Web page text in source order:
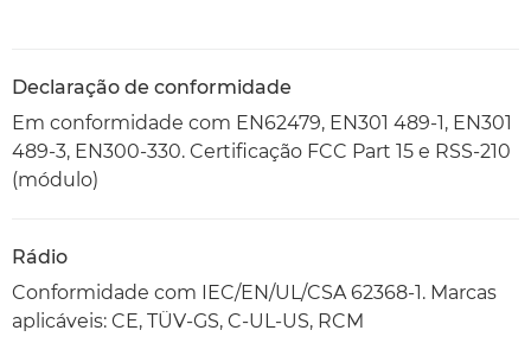
Declaração de conformidade
Em conformidade com EN62479, EN301 489-1, EN301
489-3, EN300-330. Certificação FCC Part 15 e RSS-210
(módulo)
Rádio
Conformidade com IEC/EN/UL/CSA 62368-1. Marcas
aplicáveis: CE, TÜV-GS, C-UL-US, RCM